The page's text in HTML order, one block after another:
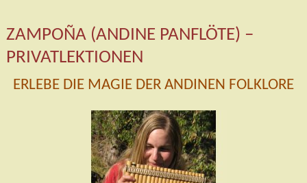
ZAMPOÑA (ANDINE PANFLÖTE) –
PRIVATLEKTIONEN
ERLEBE DIE MAGIE DER ANDINEN FOLKLORE